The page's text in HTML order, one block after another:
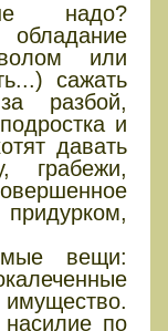
надо?
или
сажать
разбой,
и
давать
вещи:
по